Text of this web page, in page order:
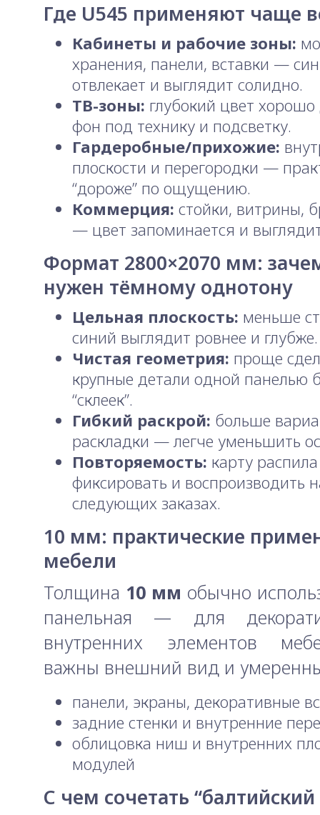
Где U545 применяют чаще
Кабинеты и рабочие зоны:
хранения, панели, вставки —
отвлекает и выглядит солидно.
ТВ-зоны: глубокий цвет
фон под технику и подсветку.
Гардеробные/прихожие:
плоскости и перегородки —
“дороже” по ощущению.
Коммерция: стойки, витрины,
— цвет запоминается и
Формат 2800×2070 мм:
нужен тёмному однотону
Цельная плоскость: меньше
синий выглядит ровнее и глубже.
Чистая геометрия: проще
крупные детали одной панелью
“склеек”.
Гибкий раскрой: больше
раскладки — легче уменьшить
Повторяемость: карту
фиксировать и воспроизводить
следующих заказах.
10 мм: практические
мебели
Толщина 10 мм обычно
панельная — для
внутренних элементов
важны внешний вид и
панели, экраны, декоративные
задние стенки и внутренние
облицовка ниш и внутренних
модулей
С чем сочетать